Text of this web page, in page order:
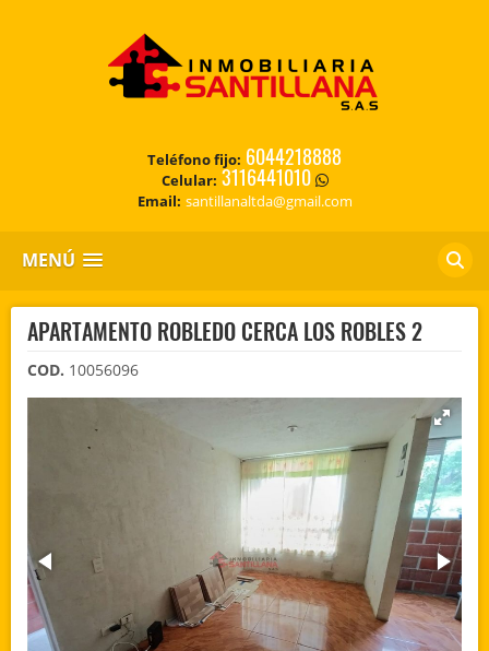
Teléfono fijo: 6044218888
Celular: 3116441010
Email: santillanaltda@gmail.com
MENÚ
APARTAMENTO ROBLEDO CERCA LOS ROBLES 2
COD. 10056096